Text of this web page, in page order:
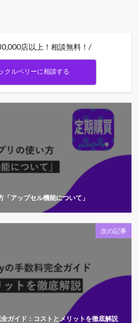
店以上！相談無料！/
クルベリーに相談する
アップセル機能について」
次の記事
ガイド：コストとメリットを徹底解説